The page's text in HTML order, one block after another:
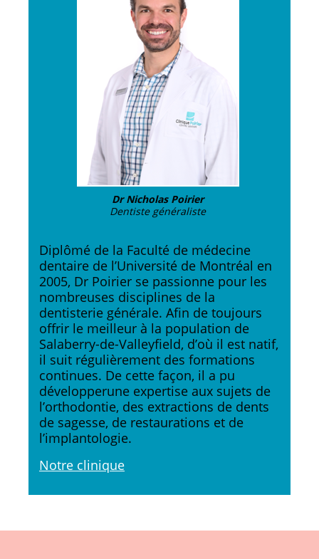
Dr Nicholas Poirier
Dentiste généraliste
Diplômé de la Faculté de médecine
dentaire de l’Université de Montréal en
2005, Dr Poirier se passionne pour les
nombreuses disciplines de la
dentisterie générale. Afin de toujours
offrir le meilleur à la population de
Salaberry-de-Valleyfield, d’où il est natif,
il suit régulièrement des formations
continues. De cette façon, il a pu
développerune expertise aux sujets de
l’orthodontie, des extractions de dents
de sagesse, de restaurations et de
l’implantologie.
Notre clinique